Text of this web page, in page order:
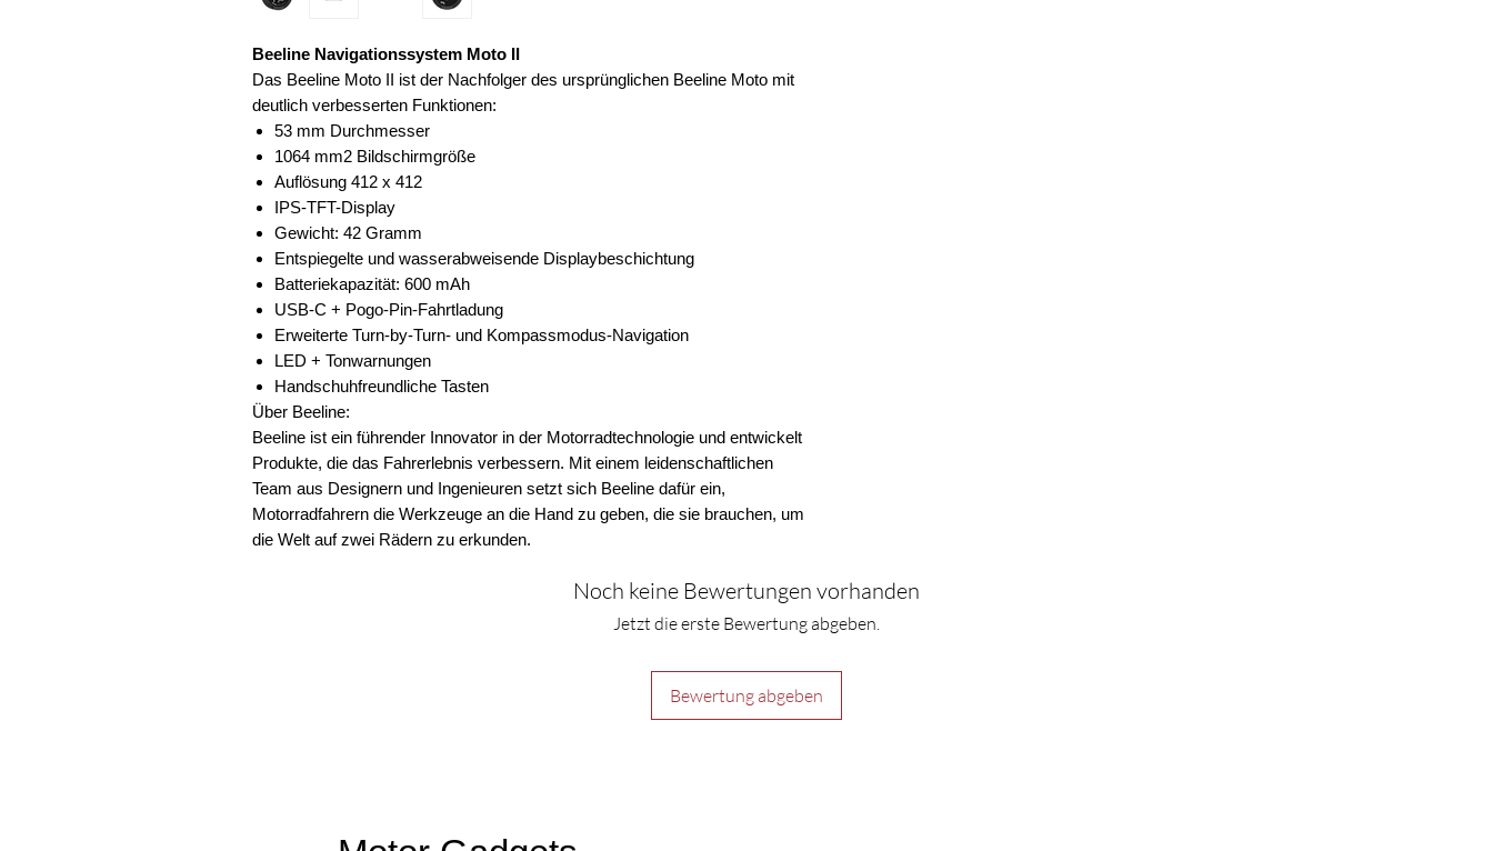
Beeline Navigationssystem Moto II
Das Beeline Moto II ist der Nachfolger des ursprünglichen Beeline Moto mit
deutlich verbesserten Funktionen:
53 mm Durchmesser
1064 mm2 Bildschirmgröße
Auflösung 412 x 412
IPS-TFT-Display
Gewicht: 42 Gramm
Entspiegelte und wasserabweisende Displaybeschichtung
Batteriekapazität: 600 mAh
USB-C + Pogo-Pin-Fahrtladung
Erweiterte Turn-by-Turn- und Kompassmodus-Navigation
LED + Tonwarnungen
Handschuhfreundliche Tasten
Über Beeline:
Beeline ist ein führender Innovator in der Motorradtechnologie und entwickelt
Produkte, die das Fahrerlebnis verbessern. Mit einem leidenschaftlichen
Team aus Designern und Ingenieuren setzt sich Beeline dafür ein,
Motorradfahrern die Werkzeuge an die Hand zu geben, die sie brauchen, um
die Welt auf zwei Rädern zu erkunden.
Noch keine Bewertungen vorhanden
Jetzt die erste Bewertung abgeben.
Bewertung abgeben